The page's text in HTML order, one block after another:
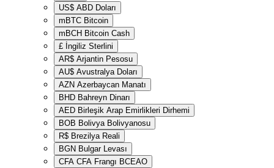
US$ ABD Doları
mBTC Bitcoin
mBCH Bitcoin Cash
£ İngiliz Sterlini
AR$ Arjantin Pesosu
AU$ Avustralya Doları
AZN Azerbaycan Manatı
BHD Bahreyn Dinarı
AED Birleşik Arap Emirlikleri Dirhemi
BOB Bolivya Bolivyanosu
R$ Brezilya Reali
BGN Bulgar Levası
CFA CFA Frangı BCEAO